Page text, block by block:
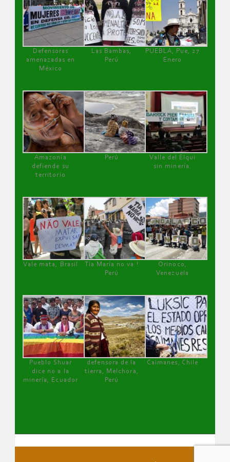
Defensoras
amenazadas en
México
Las Bambas,
Perú
PUEBLA, Pue, 27
Enero
Amazonía
defiende su
territorio
Perú
Valle del Elqui
sin minería.
Vale mata, Brasil
Tía María no va !
Perú
Orinoco,
Venezuela
Pueblo Shuar
dice no a la
minería, Ecuador
defensora de la
tierra, Melchora,
Perú
Caimanes, Chile